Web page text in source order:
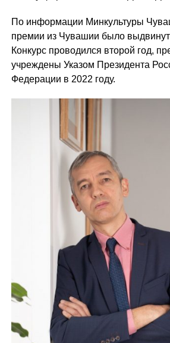
По информации Минкультуры
премии из Чувашии было
Конкурс проводился второй год,
учреждены Указом Президента
Федерации в 2022 году.